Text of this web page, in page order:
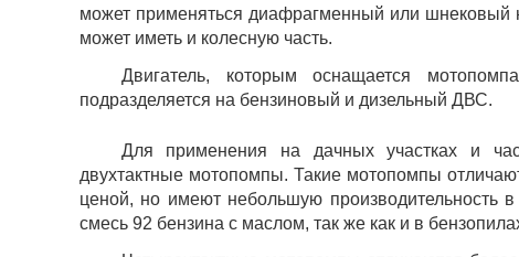
может применяться диафрагменный или шнековый
может иметь и колесную часть.
Двигатель, которым оснащается
подразделяется на бензиновый и дизельный ДВС.
Для применения на дачных участках и
двухтактные мотопомпы. Такие мотопомпы
ценой, но имеют небольшую производительность
смесь 92 бензина с маслом, так же как и в